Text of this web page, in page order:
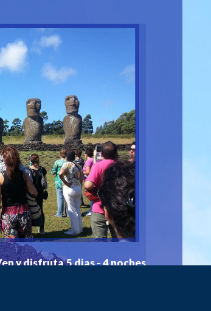
y disfruta 5 dias - 4 noches